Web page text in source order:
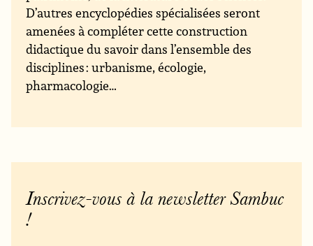
D’autres encyclopédies spécialisées seront
amenées à compléter cette construction
didactique du savoir dans l’ensemble des
disciplines : urbanisme, écologie,
pharmacologie…
Inscrivez-vous à la newsletter Sambuc
!